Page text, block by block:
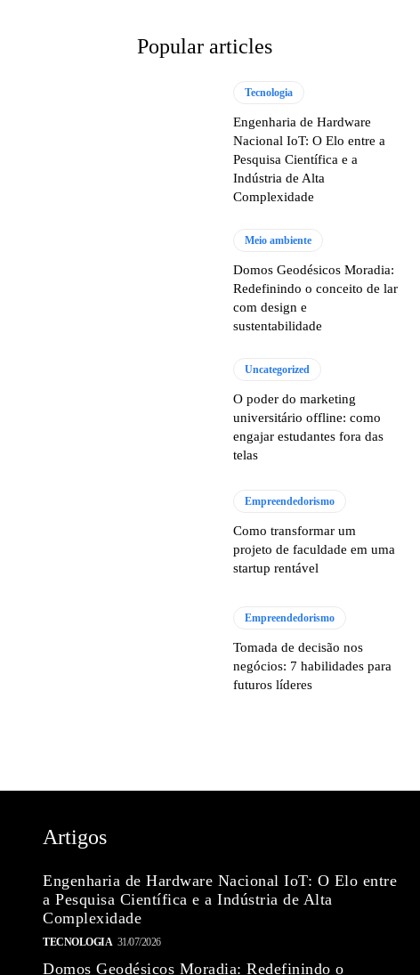
Popular articles
Tecnologia
Engenharia de Hardware
Nacional IoT: O Elo entre a
Pesquisa Científica e a
Indústria de Alta
Complexidade
Meio ambiente
Domos Geodésicos Moradia:
Redefinindo o conceito de lar
com design e
sustentabilidade
Uncategorized
O poder do marketing
universitário offline: como
engajar estudantes fora das
telas
Empreendedorismo
Como transformar um
projeto de faculdade em uma
startup rentável
Empreendedorismo
Tomada de decisão nos
negócios: 7 habilidades para
futuros líderes
Artigos
Engenharia de Hardware Nacional IoT: O Elo entre
a Pesquisa Científica e a Indústria de Alta
Complexidade
TECNOLOGIA 31/07/2026
Domos Geodésicos Moradia: Redefinindo o